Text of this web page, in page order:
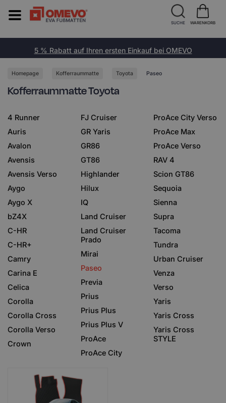
5 % Rabatt auf Ihren ersten Einkauf bei OMEVO
Homepage Kofferraummatte Toyota Paseo
Kofferraummatte Toyota
4 Runner
Auris
Avalon
Avensis
Avensis Verso
Aygo
Aygo X
bZ4X
C-HR
C-HR+
Camry
Carina E
Celica
Corolla
Corolla Cross
Corolla Verso
Crown
FJ Cruiser
GR Yaris
GR86
GT86
Highlander
Hilux
IQ
Land Cruiser
Land Cruiser
Prado
Mirai
Paseo
Previa
Prius
Prius Plus
Prius Plus V
ProAce
ProAce City
ProAce City Verso
ProAce Max
ProAce Verso
RAV 4
Scion GT86
Sequoia
Sienna
Supra
Tacoma
Tundra
Urban Cruiser
Venza
Verso
Yaris
Yaris Cross
Yaris Cross
STYLE
SUCHE WARENKORB